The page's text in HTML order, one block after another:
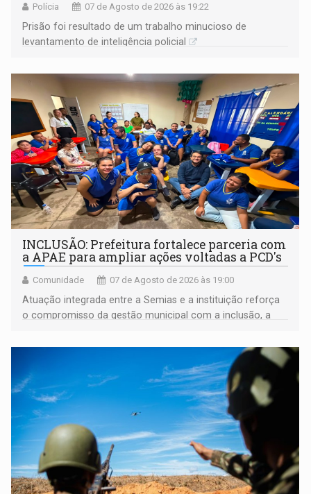
Polícia 07 de Agosto de 2026 às 19:22
Prisão foi resultado de um trabalho minucioso de
levantamento de inteligência policial
INCLUSÃO: Prefeitura fortalece parceria com
a APAE para ampliar ações voltadas a PCD's
Comunidade 07 de Agosto de 2026 às 19:00
Atuação integrada entre a Semias e a instituição reforça
o compromisso da gestão municipal com a inclusão, a